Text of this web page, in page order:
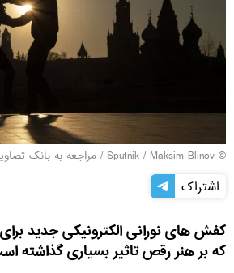
© Sputnik / Maksim Blinov
/ مراجعه به بانک
اشتراک
کفش های نورانی الکترونیکی جدید برای
که بر هنر رقص تاثیر بسیاری گذاشته